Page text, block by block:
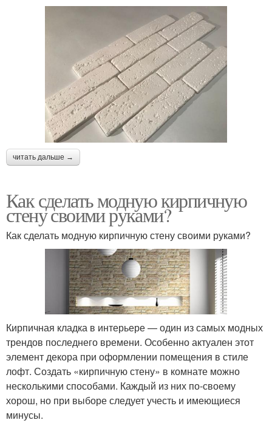
читать дальше →
Как сделать модную кирпичную
стену своими руками?
Как сделать модную кирпичную стену своими руками?
Кирпичная кладка в интерьере — один из самых модных
трендов последнего времени. Особенно актуален этот
элемент декора при оформлении помещения в стиле
лофт. Создать «кирпичную стену» в комнате можно
несколькими способами. Каждый из них по-своему
хорош, но при выборе следует учесть и имеющиеся
минусы.